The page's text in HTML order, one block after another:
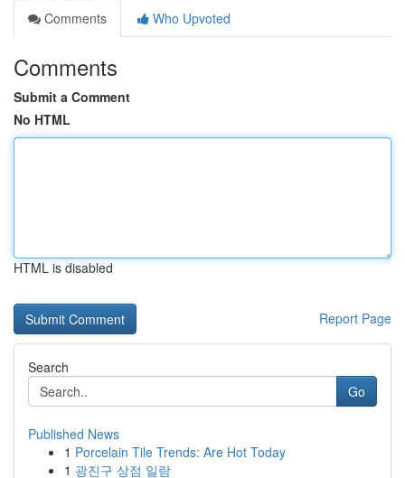
Comments
Who Upvoted
Comments
Submit a Comment
No HTML
HTML is disabled
Report Page
Search
Go
Published News
1 Porcelain Tile Trends: Are Hot Today
1 광진구 상점 일람